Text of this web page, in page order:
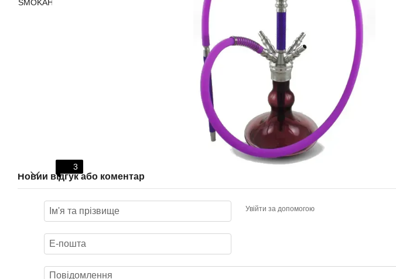
3
Новий відгук або коментар
Увійти за допомогою